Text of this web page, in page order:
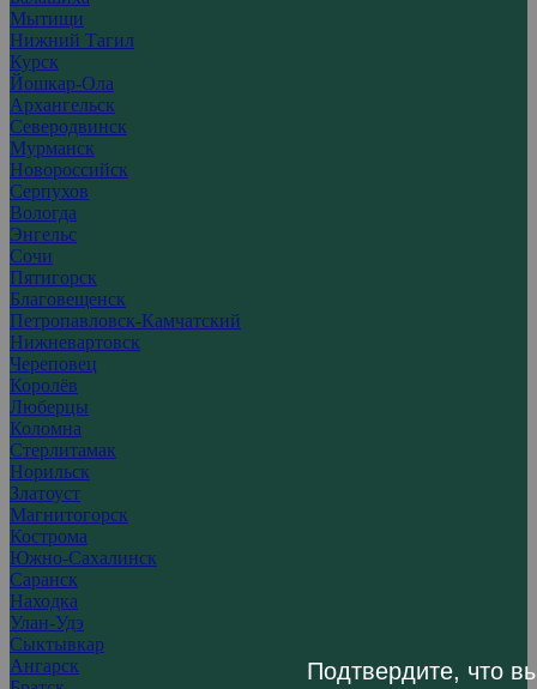
Мытищи
Нижний Тагил
Курск
Йошкар-Ола
Архангельск
Северодвинск
Мурманск
Новороссийск
Серпухов
Вологда
Энгельс
Сочи
Пятигорск
Благовещенск
Петропавловск-Камчатский
Нижневартовск
Череповец
Королёв
Люберцы
Коломна
Стерлитамак
Норильск
Златоуст
Магнитогорск
Кострома
Южно-Сахалинск
Саранск
Находка
Улан-Удэ
Сыктывкар
Ангарск
Подтвердите, что